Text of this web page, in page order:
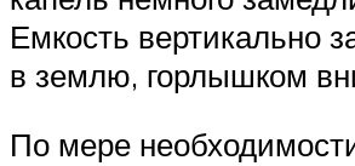
Емкость вертикально
в землю, горлышком
По мере